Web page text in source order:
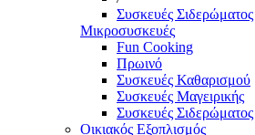
Συσκευές Σιδερώματος
Μικροσυσκευές
Fun Cooking
Πρωινό
Συσκευές Καθαρισμού
Συσκευές Μαγειρικής
Συσκευές Σιδερώματος
Οικιακός Εξοπλισμός